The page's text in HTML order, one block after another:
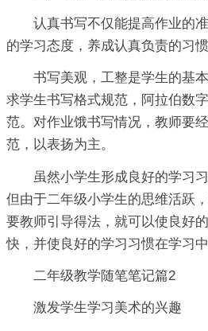
认真书写不仅能提高作业的
的学习态度，养成认真负责的习
书写美观，工整是学生的基
求学生书写格式规范，阿拉伯数
范。对作业饿书写情况，教师要
范，以表扬为主。
虽然小学生形成良好的学习
但由于二年级小学生的思维活跃
要教师引导得法，就可以使良好
快，并使良好的学习习惯在学习中
二年级教学随笔笔记篇2
激发学生学习美术的兴趣